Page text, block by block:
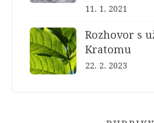
11. 1. 2021
Rozhovor s
Kratomu
22. 2. 2023